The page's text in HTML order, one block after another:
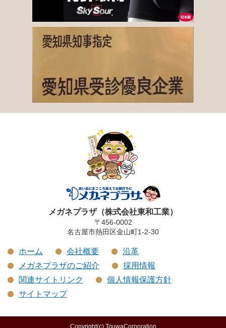
メガネプラザ（株式会社東和工業）
〒456-0002
名古屋市熱田区金山町1-2-30
ホーム 会社概要
沿革
メガネプラザのご紹介
採用情報
関連サイトリンク
個人情報保護方針
サイトマップ